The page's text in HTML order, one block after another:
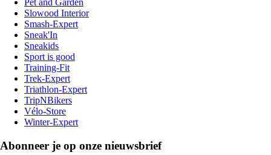
Pet and Garden
Slowood Interior
Smash-Expert
Sneak'In
Sneakids
Sport is good
Training-Fit
Trek-Expert
Triathlon-Expert
TripNBikers
Vélo-Store
Winter-Expert
Abonneer je op onze nieuwsbrief